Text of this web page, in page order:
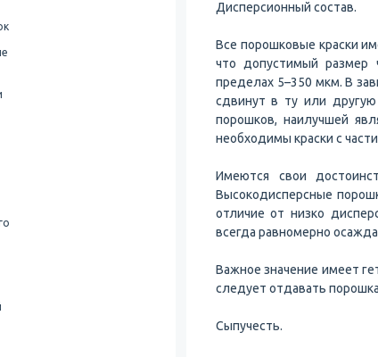
Дисперсионный состав.
Все порошковые краски
что допустимый размер
пределах 5–350 мкм. В
сдвинут в ту или
порошков, наилучшей
необходимы краски с
Имеются свои
Высокодисперсные
отличие от низко
всегда равномерно
Важное значение имеет
следует отдавать
Сыпучесть.